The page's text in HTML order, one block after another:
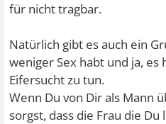
für nicht tragbar.
Natürlich gibt es auch ein
weniger Sex habt und ja,
Eifersucht zu tun.
Wenn Du von Dir als Mann
sorgst, dass die Frau die